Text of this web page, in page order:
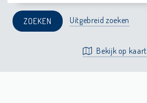
Uitgebreid zoeken
Bekijk op kaart